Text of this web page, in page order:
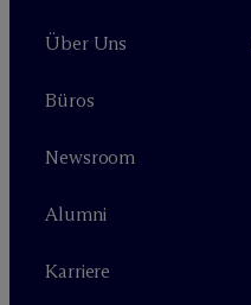
Über Uns
Büros
Newsroom
Alumni
Karriere